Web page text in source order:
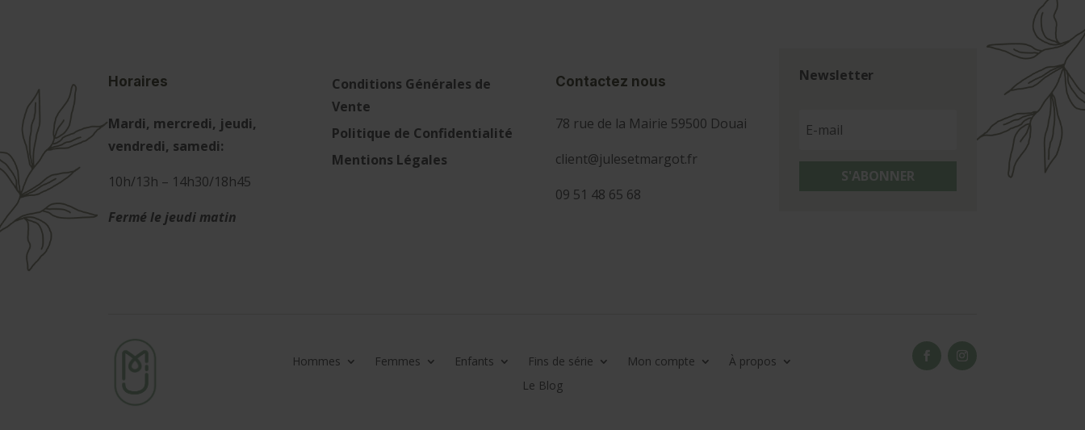
Horaires
Mardi, mercredi, jeudi,
vendredi, samedi:
10h/13h – 14h30/18h45
Fermé le jeudi matin
Conditions Générales de
Vente
Politique de Confidentialité
Mentions Légales
Contactez nous
78 rue de la Mairie 59500 Douai
client@julesetmargot.fr
09 51 48 65 68
Newsletter
S'ABONNER
Hommes Femmes Enfants Fins de série Mon compte
À propos
Le Blog